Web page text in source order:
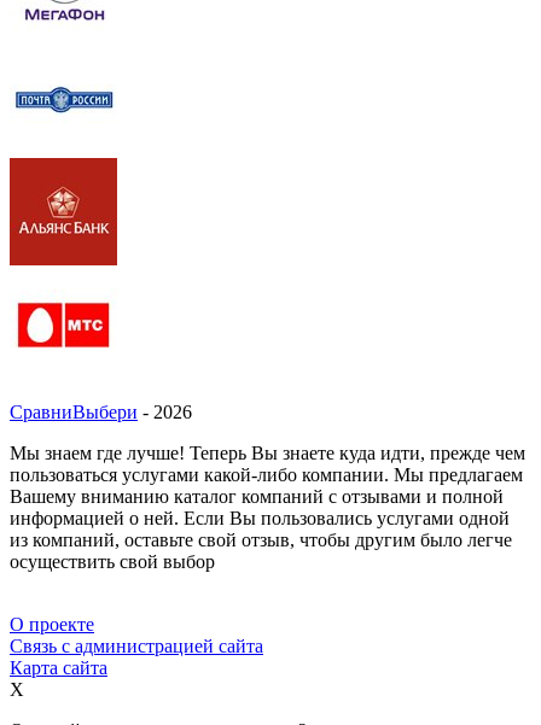
СравниВыбери - 2026
Мы знаем где лучше! Теперь Вы знаете куда идти, прежде чем
пользоваться услугами какой-либо компании. Мы предлагаем
Вашему вниманию каталог компаний с отзывами и полной
информацией о ней. Если Вы пользовались услугами одной
из компаний, оставьте свой отзыв, чтобы другим было легче
осуществить свой выбор
О проекте
Связь с администрацией сайта
Карта сайта
X